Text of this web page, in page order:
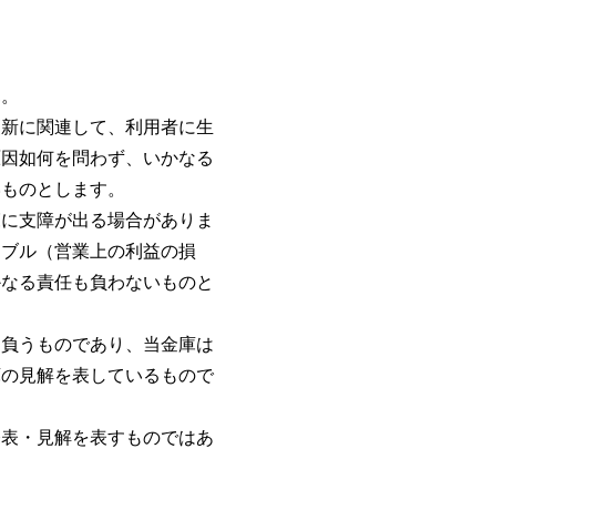
に関連して、利用者に生
如何を問わず、いかなる
のとします。
支障が出る場合がありま
ル（営業上の利益の損
る責任も負わないものと
うものであり、当金庫は
見解を表しているもので
・見解を表すものではあ